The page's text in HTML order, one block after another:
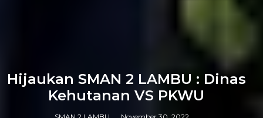
Hijaukan SMAN 2 LAMBU : Dinas
Kehutanan VS PKWU